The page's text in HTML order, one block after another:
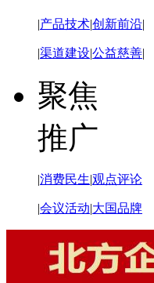
|产品技术|创新前沿|
|渠道建设|公益慈善|
聚焦
推广
|消费民生|观点评论
|会议活动|大国品牌